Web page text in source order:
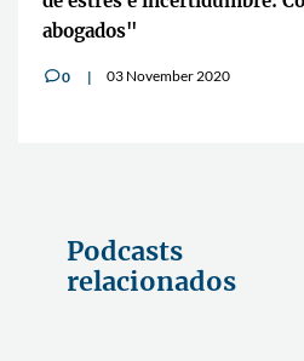
abogados"
v0 03 November 2020
Podcasts
relacionados